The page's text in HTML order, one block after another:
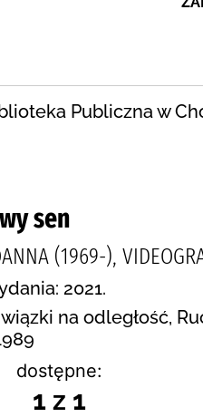
Publiczna w
sen
(1969-),
2021.
na odległość,
dostępne:
1 z 1